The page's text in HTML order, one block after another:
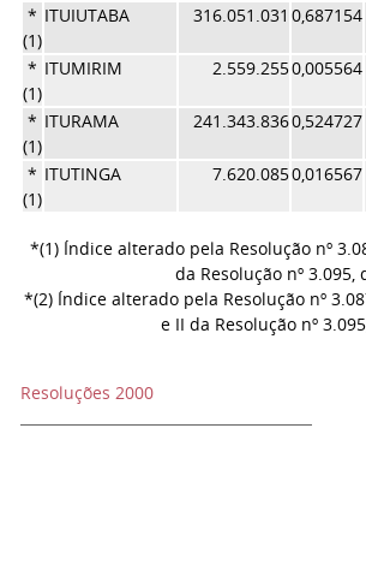
*
(1)
ITUIUTABA 316.051.031 0,687154
*
(1)
ITUMIRIM 2.559.2550,005564
*
(1)
ITURAMA 241.343.8360,524727
*
(1)
ITUTINGA 7.620.0850,016567
*(1) Índice alterado pela Resolução nº
da Resolução nº 3.095,
*(2) Índice alterado pela Resolução nº
e II da Resolução nº
Resoluções 2000